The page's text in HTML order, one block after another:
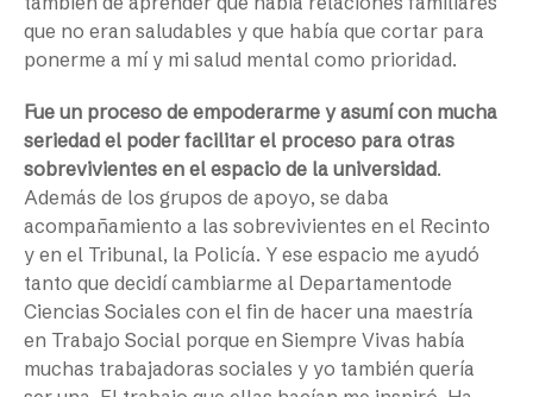
que no eran saludables y que había que cortar para
ponerme a mí y mi salud mental como prioridad.
Fue un proceso de empoderarme y asumí con mucha
seriedad el poder facilitar el proceso para otras
sobrevivientes en el espacio de la universidad.
Además de los grupos de apoyo, se daba
acompañamiento a las sobrevivientes en el Recinto
y en el Tribunal, la Policía. Y ese espacio me ayudó
tanto que decidí cambiarme al Departamentode
Ciencias Sociales con el fin de hacer una maestría
en Trabajo Social porque en Siempre Vivas había
muchas trabajadoras sociales y yo también quería